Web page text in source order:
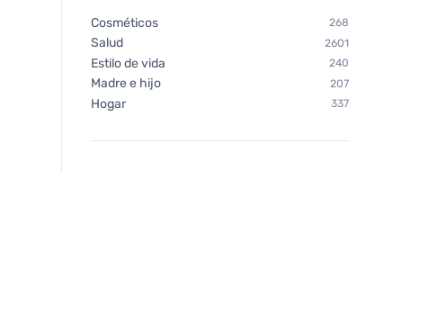
Cosméticos 268
Salud 2601
Estilo de vida 240
Madre e hijo 207
Hogar 337